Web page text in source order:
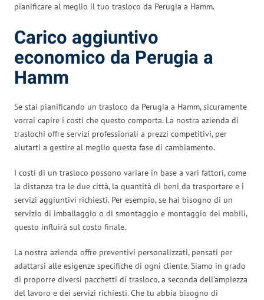
pianificare al meglio il tuo trasloco da Perugia a Hamm.
Carico aggiuntivo
economico da Perugia a
Hamm
Se stai pianificando un trasloco da Perugia a Hamm, sicuramente
vorrai capire i costi che questo comporta. La nostra azienda di
traslochi offre servizi professionali a prezzi competitivi, per
aiutarti a gestire al meglio questa fase di cambiamento.
I costi di un trasloco possono variare in base a vari fattori, come
la distanza tra le due città, la quantità di beni da trasportare e i
servizi aggiuntivi richiesti. Per esempio, se hai bisogno di un
servizio di imballaggio o di smontaggio e montaggio dei mobili,
questo influirà sul costo finale.
La nostra azienda offre preventivi personalizzati, pensati per
adattarsi alle esigenze specifiche di ogni cliente. Siamo in grado
di proporre diversi pacchetti di trasloco, a seconda dell’ampiezza
del lavoro e dei servizi richiesti. Che tu abbia bisogno di